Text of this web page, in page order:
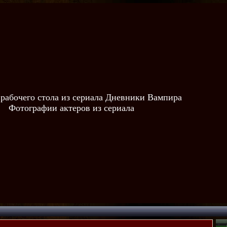
стола из сериала Дневники Вампира
Фотографии актеров из сериала